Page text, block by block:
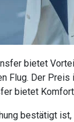
bietet
Flug. Der Preis
bietet
bestätigt